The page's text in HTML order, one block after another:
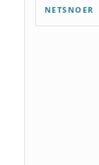
NETSNOER